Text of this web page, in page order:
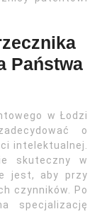
Państwa
w Łodzi
o
intelektualnej.
skuteczny w
jest, aby przy
czynników. Po
specjalizację